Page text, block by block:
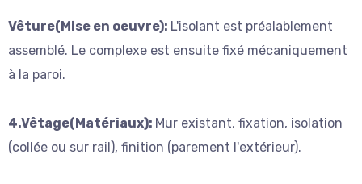
Vêture(Mise en oeuvre): L'isolant est préalablement
assemblé. Le complexe est ensuite fixé mécaniquement
à la paroi.
4.Vêtage(Matériaux): Mur existant, fixation, isolation
(collée ou sur rail), finition (parement l'extérieur).